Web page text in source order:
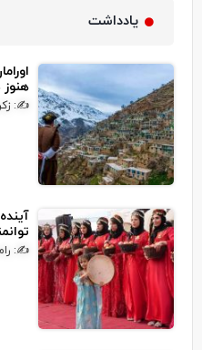
یادداشت
هنوز
✍:
✍: